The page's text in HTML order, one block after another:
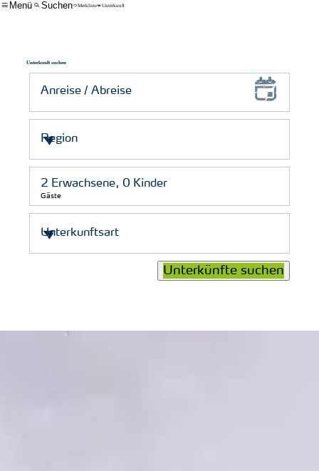
Menü Suchen Merkliste Unterkunft
Unterkunft suchen
Gäste
Unterkünfte suchen